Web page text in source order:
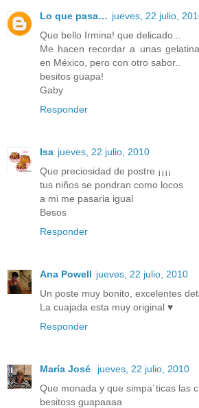
Lo que pasa… jueves, 22 julio,
Que bello Irmina! que delicado...
Me hacen recordar a unas
en México, pero con otro sabor..
besitos guapa!
Gaby
Responder
Isa jueves, 22 julio, 2010
Que preciosidad de postre ¡¡¡¡
tus niños se pondran como locos
a mi me pasaria igual
Besos
Responder
Ana Powell jueves, 22 julio, 2010
Un poste muy bonito, excelentes
La cuajada esta muy original ♥
Responder
María José
jueves, 22 julio, 2010
Que monada y que simpa´ticas las
besitoss guapaaaa